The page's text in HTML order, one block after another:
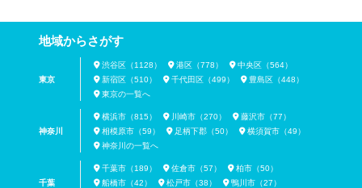
地域からさがす
東京
渋谷区（1128） 港区（778）
中央区（564）
新宿区（510）
千代田区（499）
豊島区（448）
東京の一覧へ
神奈川
横浜市（815） 川崎市（270）
藤沢市（77）
相模原市（59）
足柄下郡（50）
横須賀市（49）
神奈川の一覧へ
千葉
千葉市（189） 佐倉市（57）
柏市（50）
船橋市（42）
松戸市（38）
鴨川市（27）